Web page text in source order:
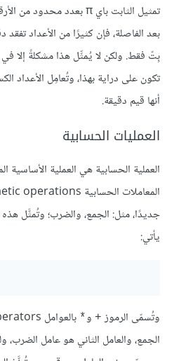
بعد الفاصلة، فإن كثيرًا من الأعداد تفقد
بِتّ فقط. ولكن لا يُمثِّل هذا مشكلةً إلا
تكون على دراية بهذا، وتُعامِل الأعداد
أنها قيم دقيقة.
العمليات الحسابية
العملية الحسابية هي العملية الأساسية
جديدًا، مثل: الجمع، والضرب؛ وتُمثَّل
يأتي:
وتُسمّى الرموز + و*
الجمع، والعامل الثاني هو عامل الضرب،